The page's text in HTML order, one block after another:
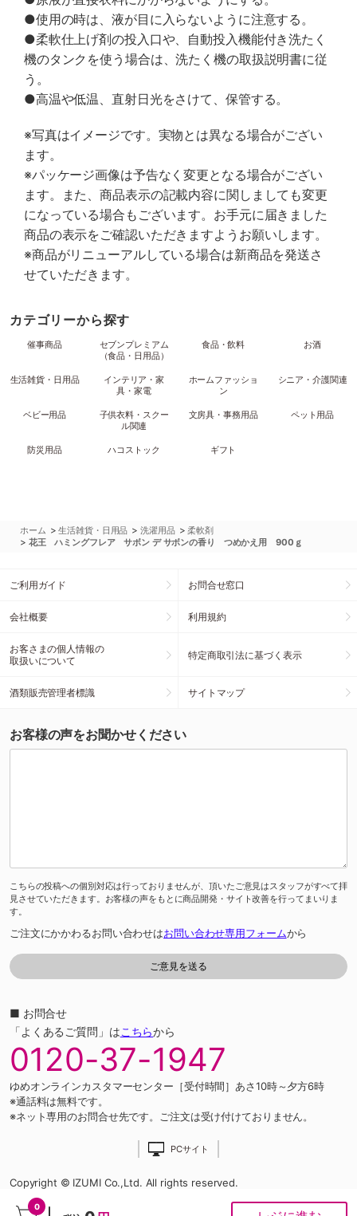
0
●使用の時は、液が目に入らないように注意する。
●柔軟仕上げ剤の投入口や、自動投入機能付き洗たく
機のタンクを使う場合は、洗たく機の取扱説明書に従
う。
●高温や低温、直射日光をさけて、保管する。
※写真はイメージです。実物とは異なる場合がござい
ます。
※パッケージ画像は予告なく変更となる場合がござい
ます。また、商品表示の記載内容に関しましても変更
になっている場合もございます。お手元に届きました
商品の表示をご確認いただきますようお願いします。
※商品がリニューアルしている場合は新商品を発送さ
せていただきます。
カテゴリーから探す
催事商品
セブンプレミアム
（食品・日用品）
食品・飲料 お酒
生活雑貨・日用品
インテリア・家
具・家電
ホームファッショ
ン
シニア・介護関連
ベビー用品
子供衣料・スクー
ル関連
文房具・事務用品 ペット用品
防災用品 ハコストック ギフト
ホーム >生活雑貨・日用品 >洗濯用品 >柔軟剤
> 花王 ハミングフレア サボン デ サボンの香り つめかえ用 900ｇ
ご利用ガイド お問合せ窓口
会社概要 利用規約
お客さまの個人情報の
取扱いについて
特定商取引法に基づく表示
酒類販売管理者標識 サイトマップ
お客様の声をお聞かせください
こちらの投稿への個別対応は行っておりませんが、頂いたご意見はスタッフがすべて拝
見させていただきます。お客様の声をもとに商品開発・サイト改善を行ってまいりま
す。
ご注文にかかわるお問い合わせはお問い合わせ専用フォームから
■ お問合せ
「よくあるご質問」はこちらから
0120-37-1947
ゆめオンラインカスタマーセンター［受付時間］あさ10時～夕方6時
※通話料は無料です。
※ネット専用のお問合せ先です。ご注文は受け付けておりません。
PCサイト
Copyright © IZUMI Co.,Ltd. All rights reserved.